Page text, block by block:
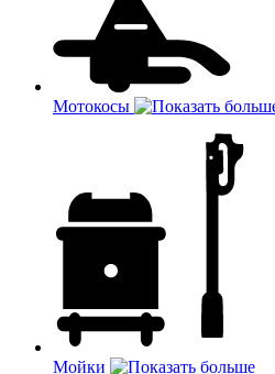
Мотокосы
Мойки